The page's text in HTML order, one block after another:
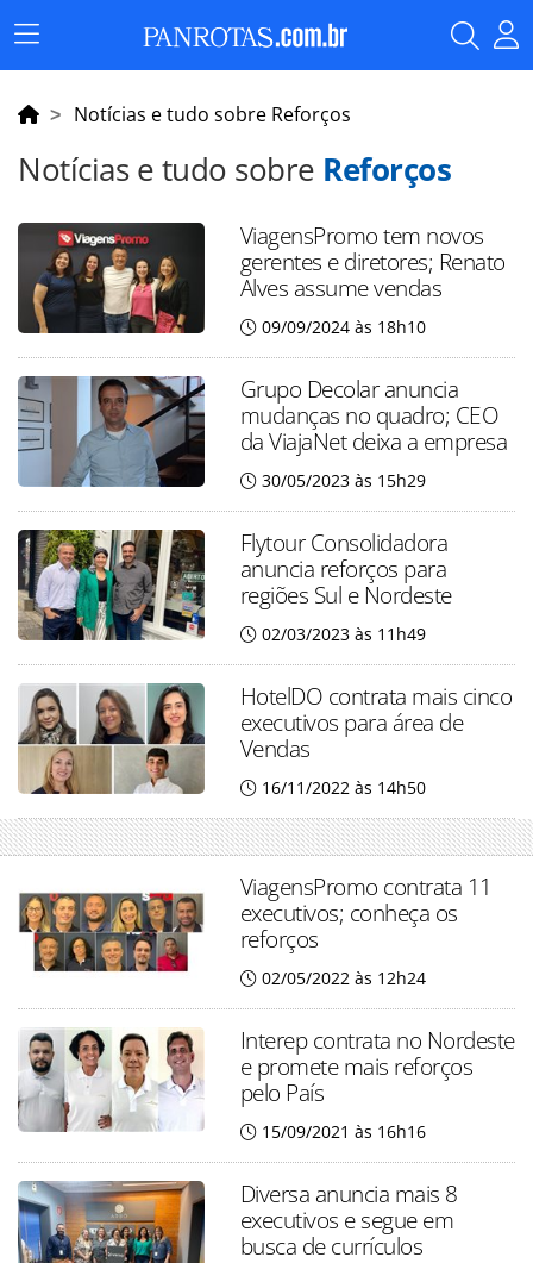
Menu
Principal
Notícias e tudo sobre Reforços
Notícias e tudo sobre Reforços
ViagensPromo tem novos
gerentes e diretores; Renato
Alves assume vendas
09/09/2024 às 18h10
Grupo Decolar anuncia
mudanças no quadro; CEO
da ViajaNet deixa a empresa
30/05/2023 às 15h29
Flytour Consolidadora
anuncia reforços para
regiões Sul e Nordeste
02/03/2023 às 11h49
HotelDO contrata mais cinco
executivos para área de
Vendas
16/11/2022 às 14h50
ViagensPromo contrata 11
executivos; conheça os
reforços
02/05/2022 às 12h24
Interep contrata no Nordeste
e promete mais reforços
pelo País
15/09/2021 às 16h16
Diversa anuncia mais 8
executivos e segue em
busca de currículos